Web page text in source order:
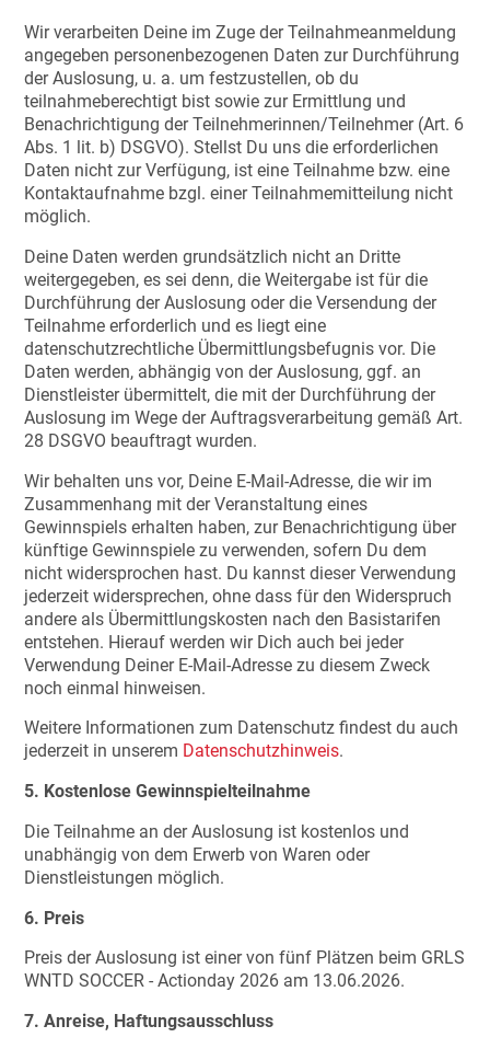
Wir verarbeiten Deine im Zuge der Teilnahmeanmeldung
angegeben personenbezogenen Daten zur Durchführung
der Auslosung, u. a. um festzustellen, ob du
teilnahmeberechtigt bist sowie zur Ermittlung und
Benachrichtigung der Teilnehmerinnen/Teilnehmer (Art. 6
Abs. 1 lit. b) DSGVO). Stellst Du uns die erforderlichen
Daten nicht zur Verfügung, ist eine Teilnahme bzw. eine
Kontaktaufnahme bzgl. einer Teilnahmemitteilung nicht
möglich.
Deine Daten werden grundsätzlich nicht an Dritte
weitergegeben, es sei denn, die Weitergabe ist für die
Durchführung der Auslosung oder die Versendung der
Teilnahme erforderlich und es liegt eine
datenschutzrechtliche Übermittlungsbefugnis vor. Die
Daten werden, abhängig von der Auslosung, ggf. an
Dienstleister übermittelt, die mit der Durchführung der
Auslosung im Wege der Auftragsverarbeitung gemäß Art.
28 DSGVO beauftragt wurden.
Wir behalten uns vor, Deine E-Mail-Adresse, die wir im
Zusammenhang mit der Veranstaltung eines
Gewinnspiels erhalten haben, zur Benachrichtigung über
künftige Gewinnspiele zu verwenden, sofern Du dem
nicht widersprochen hast. Du kannst dieser Verwendung
jederzeit widersprechen, ohne dass für den Widerspruch
andere als Übermittlungskosten nach den Basistarifen
entstehen. Hierauf werden wir Dich auch bei jeder
Verwendung Deiner E-Mail-Adresse zu diesem Zweck
noch einmal hinweisen.
Weitere Informationen zum Datenschutz findest du auch
jederzeit in unserem Datenschutzhinweis.
5. Kostenlose Gewinnspielteilnahme
Die Teilnahme an der Auslosung ist kostenlos und
unabhängig von dem Erwerb von Waren oder
Dienstleistungen möglich.
6. Preis
Preis der Auslosung ist einer von fünf Plätzen beim GRLS
WNTD SOCCER - Actionday 2026 am 13.06.2026.
7. Anreise, Haftungsausschluss